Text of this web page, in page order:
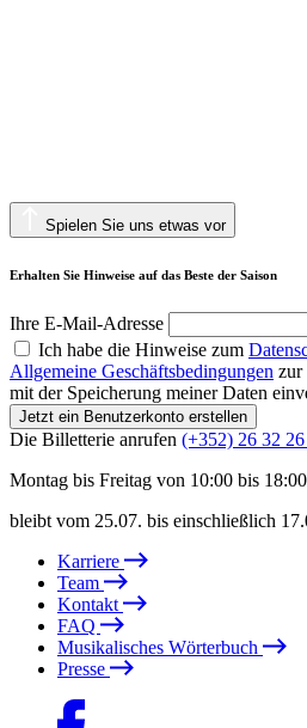
Spielen Sie uns etwas vor
Erhalten Sie Hinweise auf das Beste der Saison
Ihre E-Mail-Adresse
Ich habe die Hinweise zum
Allgemeine Geschäftsbedingungen zur
mit der Speicherung meiner Daten
Jetzt ein Benutzerkonto erstellen
Die Billetterie anrufen (+352) 26 32 26
Montag bis Freitag von 10:00 bis
bleibt vom 25.07. bis einschließlich
Karriere
Team
Kontakt
FAQ
Musikalisches Wörterbuch
Presse